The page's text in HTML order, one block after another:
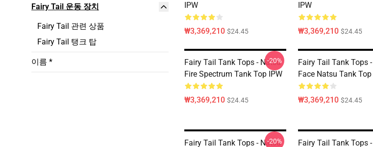
Fairy Tail 운동 장치
Fairy Tail 관련 상품
Fairy Tail 탱크 탑
이름 *
IPW
₩3,369,210 $24.45
IPW
₩3,369,210 $24.45
Fairy Tail Tank Tops - Natsu
Fire Spectrum Tank Top IPW
₩3,369,210 $24.45
-20%
Fairy Tail Tank Tops
Face Natsu Tank Top
₩3,369,210 $24.45
Fairy Tail Tank Tops - Natsu
-20%
Fairy Tail Tank Tops -